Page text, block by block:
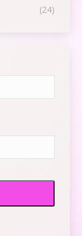
(24)